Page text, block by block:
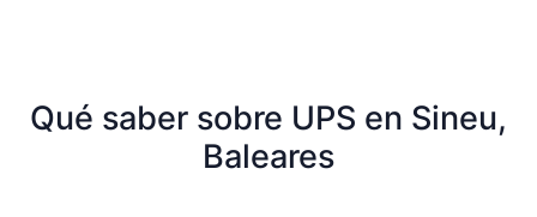
Qué saber sobre UPS en Sineu,
Baleares